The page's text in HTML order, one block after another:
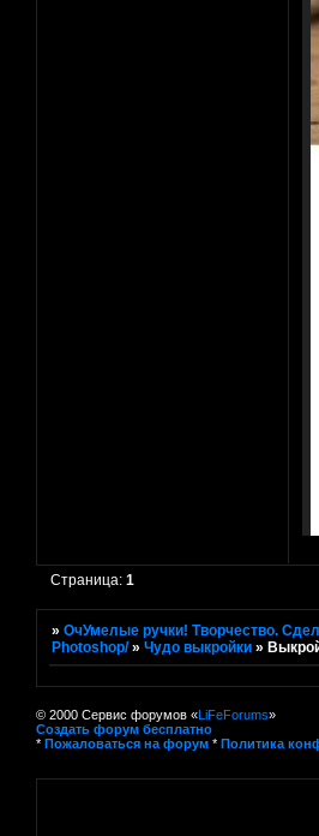
Страница:1
»ОчУмелые ручки! Творчество.
Photoshop/ »Чудо выкройки »
© 2000 Сервис форумов «LiFeForums»
Создать форум бесплатно
* Пожаловаться на форум * Политика